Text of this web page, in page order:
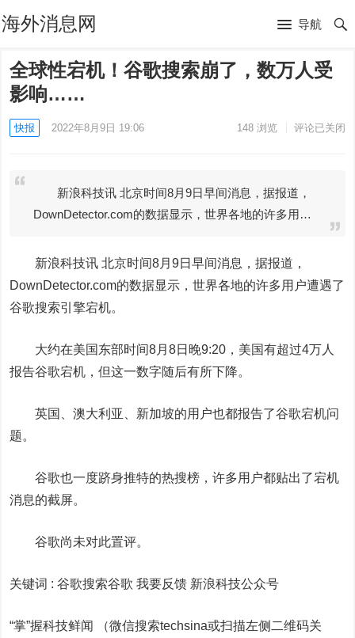
海外消息网 导航
全球性宕机！谷歌搜索崩了，数万人受
影响……
快报 2022年8月9日 19:06 148浏览 评论已关闭
新浪科技讯 北京时间8月9日早间消息，据报道，
DownDetector.com的数据显示，世界各地的许多用…
新浪科技讯 北京时间8月9日早间消息，据报道，
DownDetector.com的数据显示，世界各地的许多用户遭遇了
谷歌搜索引擎宕机。
大约在美国东部时间8月8日晚9:20，美国有超过4万人
报告谷歌宕机，但这一数字随后有所下降。
英国、澳大利亚、新加坡的用户也都报告了谷歌宕机问
题。
谷歌也一度跻身推特的热搜榜，许多用户都贴出了宕机
消息的截屏。
谷歌尚未对此置评。
关键词 :谷歌搜索谷歌 我要反馈 新浪科技公众号
“掌”握科技鲜闻 （微信搜索techsina或扫描左侧二维码关